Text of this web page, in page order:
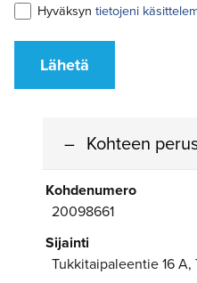
Hyväksyn tietojeni
Lähetä
Kohteen
Kohdenumero
20098661
Sijainti
Tukkitaipaleentie 16